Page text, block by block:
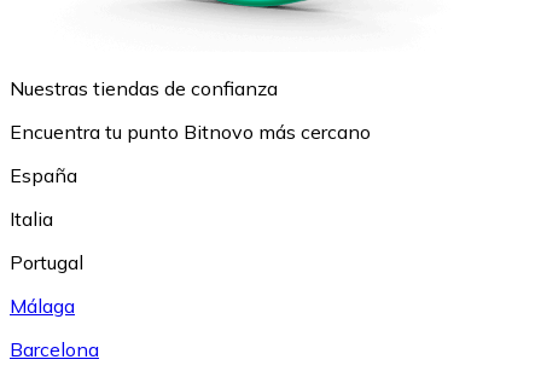
Nuestras tiendas de confianza
Encuentra tu punto Bitnovo más cercano
España
Italia
Portugal
Málaga
Barcelona